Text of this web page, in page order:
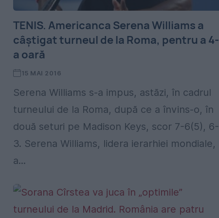
TENIS. Americanca Serena Williams a
câștigat turneul de la Roma, pentru a 4-
a oară
15 MAI 2016
Serena Williams s-a impus, astăzi, în cadrul
turneului de la Roma, după ce a învins-o, în
două seturi pe Madison Keys, scor 7-6(5), 6-
3. Serena Williams, lidera ierarhiei mondiale,
a...